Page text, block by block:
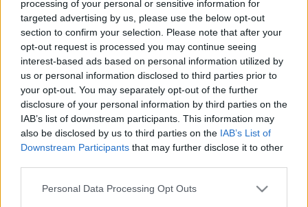
processing of your personal or sensitive information for
targeted advertising by us, please use the below opt-out
section to confirm your selection. Please note that after your
opt-out request is processed you may continue seeing
interest-based ads based on personal information utilized by
us or personal information disclosed to third parties prior to
your opt-out. You may separately opt-out of the further
disclosure of your personal information by third parties on the
IAB’s list of downstream participants. This information may
also be disclosed by us to third parties on the IAB’s List of
Downstream Participants that may further disclose it to other
Please note that this website/app uses one or more Google
Personal Data Processing Opt Outs